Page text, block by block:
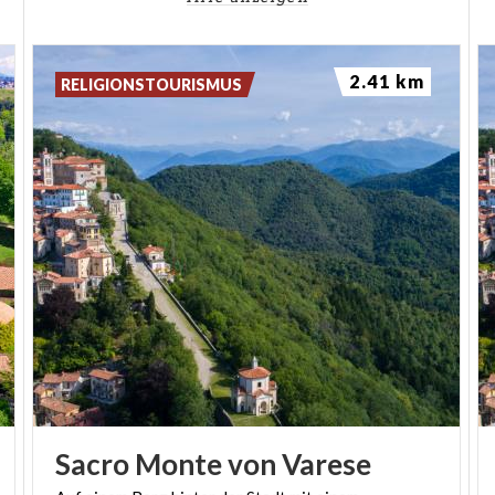
Eingang zur Villa Della Porta Bozzolo in
Casalzuigno, einem Schmuckstück aus dem 18.
Jahrhundert, das von einer
großen Parkanlage mit Terrassen umgeben ist.
Die italienische Stiftung zur Denkmalpflege FAI
betreut die Villa der Köstlichkeiten und fordert eine
Pause, um die Herrlichkeit des Corte d’onore und
des Tanzsalons
in sich aufzunehmen. Im kürzlich angelegten
Rosengarten, der wie ein Museum der Geschichte
der Rose konzipiert ist, blühen auch Sorten, die
sonst nicht
mehr kultiviert werden.
Wir schwingenuns erneut aufs Rad, um die Anhöhe
Sacro MontevonVarese
RELIGIONSTOURISMUS 2.41 km